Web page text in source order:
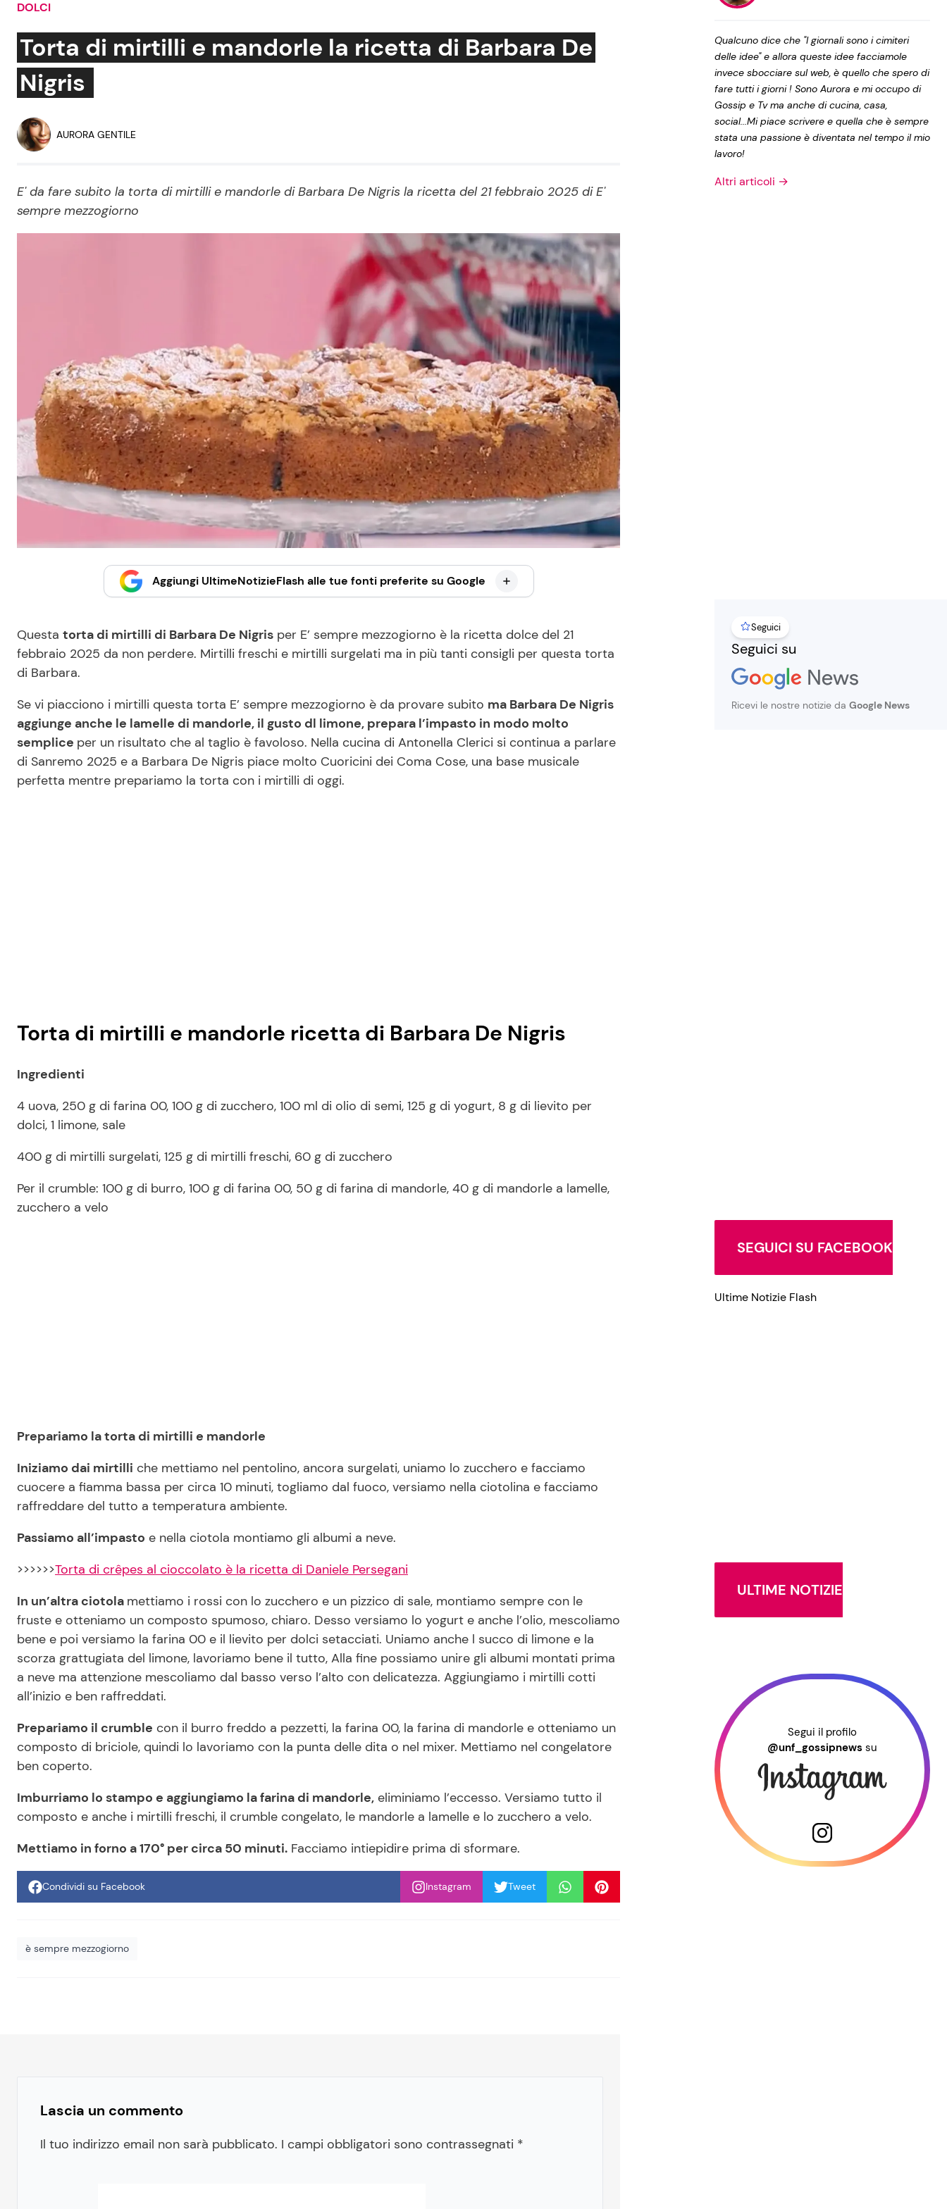
Social News
News dal mondo
Mondo Mamma
Salute
Le Ricette in TV
Ricette Facili e Veloci
Ricette Feste
Ricette per Bambini
Privacy Policy
DOLCI
Torta di mirtilli e mandorle la ricetta di Barbara De
Nigris
AURORA GENTILE
E' da fare subito la torta di mirtilli e mandorle di Barbara De Nigris la ricetta del 21 febbraio 2025 di E'
sempre mezzogiorno
Aggiungi UltimeNotizieFlash alle tue fonti preferite su Google
Questa torta di mirtilli di Barbara De Nigris per E’ sempre mezzogiorno è la ricetta dolce del 21
febbraio 2025 da non perdere. Mirtilli freschi e mirtilli surgelati ma in più tanti consigli per questa torta
di Barbara.
Se vi piacciono i mirtilli questa torta E’ sempre mezzogiorno è da provare subito ma Barbara De Nigris
aggiunge anche le lamelle di mandorle, il gusto dl limone, prepara l’impasto in modo molto
semplice per un risultato che al taglio è favoloso. Nella cucina di Antonella Clerici si continua a parlare
di Sanremo 2025 e a Barbara De Nigris piace molto Cuoricini dei Coma Cose, una base musicale
perfetta mentre prepariamo la torta con i mirtilli di oggi.
Torta di mirtilli e mandorle ricetta di Barbara De Nigris
Ingredienti
4 uova, 250 g di farina 00, 100 g di zucchero, 100 ml di olio di semi, 125 g di yogurt, 8 g di lievito per
dolci, 1 limone, sale
400 g di mirtilli surgelati, 125 g di mirtilli freschi, 60 g di zucchero
Per il crumble: 100 g di burro, 100 g di farina 00, 50 g di farina di mandorle, 40 g di mandorle a lamelle,
zucchero a velo
Prepariamo la torta di mirtilli e mandorle
Iniziamo dai mirtilli che mettiamo nel pentolino, ancora surgelati, uniamo lo zucchero e facciamo
cuocere a fiamma bassa per circa 10 minuti, togliamo dal fuoco, versiamo nella ciotolina e facciamo
raffreddare del tutto a temperatura ambiente.
Passiamo all’impasto e nella ciotola montiamo gli albumi a neve.
>>>>>>Torta di crêpes al cioccolato è la ricetta di Daniele Persegani
In un’altra ciotola mettiamo i rossi con lo zucchero e un pizzico di sale, montiamo sempre con le
fruste e otteniamo un composto spumoso, chiaro. Desso versiamo lo yogurt e anche l’olio, mescoliamo
bene e poi versiamo la farina 00 e il lievito per dolci setacciati. Uniamo anche l succo di limone e la
scorza grattugiata del limone, lavoriamo bene il tutto, Alla fine possiamo unire gli albumi montati prima
a neve ma attenzione mescoliamo dal basso verso l’alto con delicatezza. Aggiungiamo i mirtilli cotti
all’inizio e ben raffreddati.
Prepariamo il crumble con il burro freddo a pezzetti, la farina 00, la farina di mandorle e otteniamo un
composto di briciole, quindi lo lavoriamo con la punta delle dita o nel mixer. Mettiamo nel congelatore
ben coperto.
Imburriamo lo stampo e aggiungiamo la farina di mandorle, eliminiamo l’eccesso. Versiamo tutto il
composto e anche i mirtilli freschi, il crumble congelato, le mandorle a lamelle e lo zucchero a velo.
Mettiamo in forno a 170° per circa 50 minuti. Facciamo intiepidire prima di sformare.
Condividi su Facebook Instagram Tweet
è sempre mezzogiorno
Lascia un commento
Il tuo indirizzo email non sarà pubblicato. I campi obbligatori sono contrassegnati *
Qualcuno dice che "I giornali sono i cimiteri
delle idee" e allora queste idee facciamole
invece sbocciare sul web, è quello che spero di
fare tutti i giorni ! Sono Aurora e mi occupo di
Gossip e Tv ma anche di cucina, casa,
social...Mi piace scrivere e quella che è sempre
stata una passione è diventata nel tempo il mio
lavoro!
Altri articoli →
Seguici
Seguici su
Ricevi le nostre notizie da Google News
SEGUICI SU FACEBOOK
Ultime Notizie Flash
ULTIME NOTIZIE
Segui il profilo
@unf_gossipnews su